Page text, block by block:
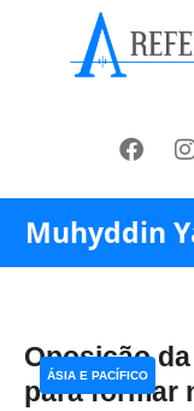
Muhyddin
Oposição
para formar
ÁSIA E PACÍFICO